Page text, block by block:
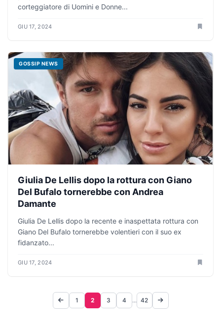
corteggiatore di Uomini e Donne...
GIU 17, 2024
GOSSIP NEWS
Giulia De Lellis dopo la rottura con Giano
Del Bufalo tornerebbe con Andrea
Damante
Giulia De Lellis dopo la recente e inaspettata rottura con
Giano Del Bufalo tornerebbe volentieri con il suo ex
fidanzato...
GIU 17, 2024
1 2 3 4 ... 42